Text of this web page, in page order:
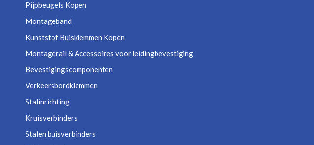
Pijpbeugels Kopen
Montageband
Kunststof Buisklemmen Kopen
Montagerail & Accessoires voor leidingbevestiging
Bevestigingscomponenten
Verkeersbordklemmen
Stalinrichting
Kruisverbinders
Stalen buisverbinders